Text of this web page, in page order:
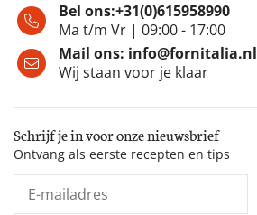
Bel ons:+31(0)615958990
Ma t/m Vr | 09:00 - 17:00
Mail ons: info@fornitalia.nl
Wij staan voor je klaar
Schrijf je in voor onze nieuwsbrief
Ontvang als eerste recepten en tips